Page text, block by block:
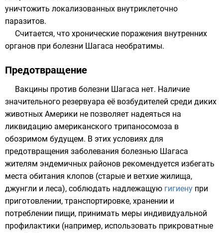
уничтожить локализованных внутриклеточно
паразитов.
Считается, что хронические поражения внутренних
органов при болезни Шагаса необратимы.
Предотвращение
Вакцины против болезни Шагаса нет. Наличие
значительного резервуара её возбудителей среди диких
животных Америки не позволяет надеяться на
ликвидацию американского трипаносомоза в
обозримом будущем. В этих условиях для
предотвращения заболевания болезнью Шагаса
жителям эндемичных районов рекомендуется избегать
места обитания клопов (старые и ветхие жилища,
джунгли и леса), соблюдать надлежащую гигиену при
приготовлении, транспортировке, хранении и
потреблении пищи, принимать меры индивидуальной
профилактики (например, использовать прикроватные